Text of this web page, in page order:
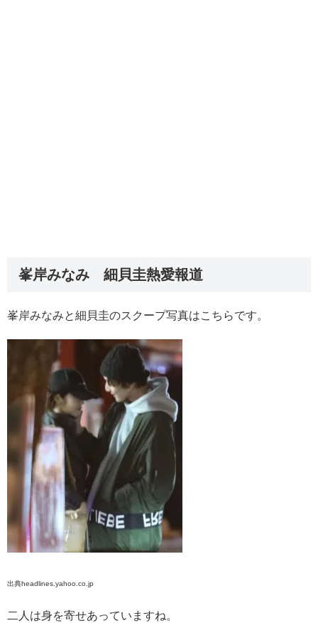
峯岸みなみ 細貝圭熱愛報道
峯岸みなみと細貝圭のスクープ写真はこちらです。
出典headlines.yahoo.co.jp
二人は身を寄せあっていますね。